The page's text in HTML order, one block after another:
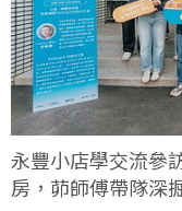
永豐小店學交流參
房，茆師傅帶隊深